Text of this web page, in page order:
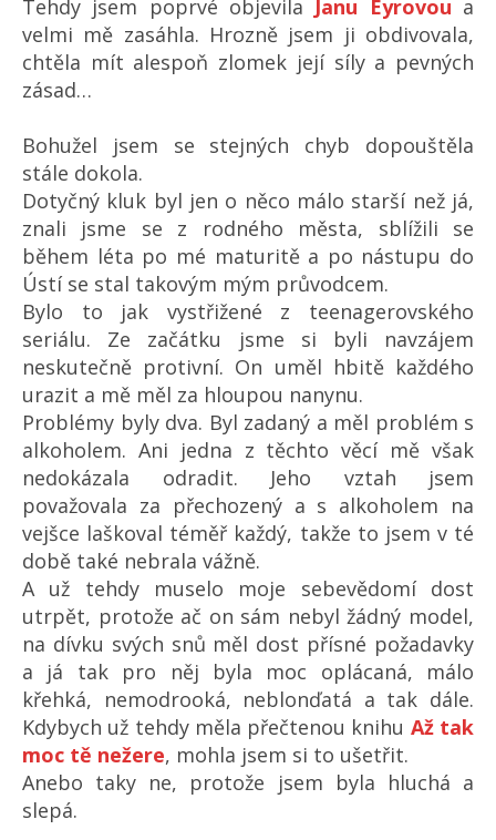
Tehdy jsem poprvé objevila Janu Eyrovou a
velmi mě zasáhla. Hrozně jsem ji obdivovala,
chtěla mít alespoň zlomek její síly a pevných
zásad…
Bohužel jsem se stejných chyb dopouštěla
stále dokola.
Dotyčný kluk byl jen o něco málo starší než já,
znali jsme se z rodného města, sblížili se
během léta po mé maturitě a po nástupu do
Ústí se stal takovým mým průvodcem.
Bylo to jak vystřižené z teenagerovského
seriálu. Ze začátku jsme si byli navzájem
neskutečně protivní. On uměl hbitě každého
urazit a mě měl za hloupou nanynu.
Problémy byly dva. Byl zadaný a měl problém s
alkoholem. Ani jedna z těchto věcí mě však
nedokázala odradit. Jeho vztah jsem
považovala za přechozený a s alkoholem na
vejšce laškoval téměř každý, takže to jsem v té
době také nebrala vážně.
A už tehdy muselo moje sebevědomí dost
utrpět, protože ač on sám nebyl žádný model,
na dívku svých snů měl dost přísné požadavky
a já tak pro něj byla moc oplácaná, málo
křehká, nemodrooká, neblonďatá a tak dále.
Kdybych už tehdy měla přečtenou knihu Až tak
moc tě nežere, mohla jsem si to ušetřit.
Anebo taky ne, protože jsem byla hluchá a
slepá.